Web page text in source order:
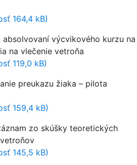
164,4 kB)
absolvovaní výcvikového kurzu na
na vlečenie vetroňa
119,0 kB)
preukazu žiaka – pilota
159,4 kB)
zo skúšky teoretických
145,5 kB)